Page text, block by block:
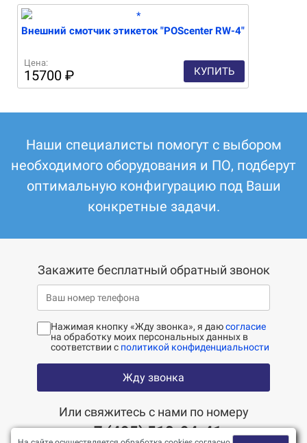
Внешний смотчик этикеток "POScenter RW-4"
КУПИТЬ
Цена:
15700 ₽
Наши специалисты помогут с выбором
необходимого оборудования и ПО, подберут
оптимальную конфигурацию под Ваши
конкретные задачи.
Закажите бесплатный обратный звонок
Нажимая кнопку «Жду звонка», я даюсогласие
на обработку моих персональных данных в
соответствии с политикой конфиденциальности
Жду звонка
Или свяжитесь с нами по номеру
+7 (495) 518-94-41